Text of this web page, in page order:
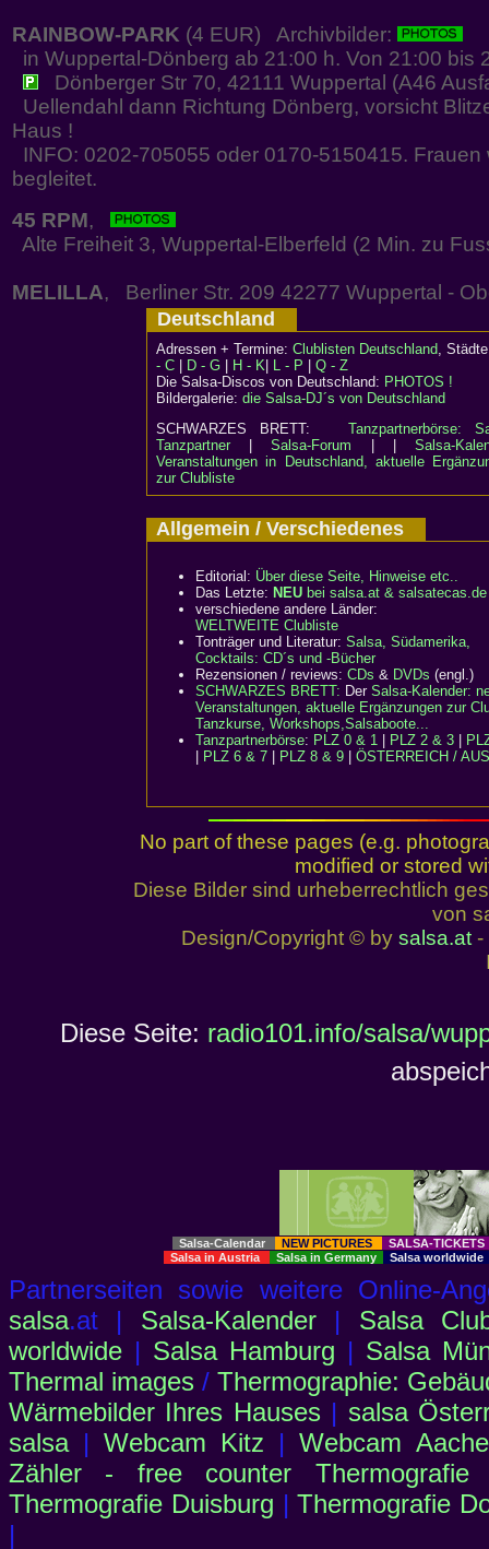
RAINBOW-PARK (4 EUR) Archivbilder:
in Wuppertal-Dönberg ab 21:00 h. Von 21:00 bis
Dönberger Str 70, 42111 Wuppertal (A46
Uellendahl dann Richtung Dönberg, vorsicht
Haus !
INFO: 0202-705055 oder 0170-5150415.
begleitet.
45 RPM,
Alte Freiheit 3, Wuppertal-Elberfeld (2 Min. zu
MELILLA, Berliner Str. 209 42277 Wuppertal -
Deutschland
Adressen + Termine: Clublisten Deutschland,
- C
D - G H - K L - P
Q - Z
Die Salsa-Discos von Deutschland: PHOTOS !
Bildergalerie: die Salsa-DJ´s von Deutschland
SCHWARZES BRETT:Tanzpartnerbörse:
Tanzpartner|Salsa-Forum | |Salsa-
Veranstaltungen in Deutschland, aktuelle
zur Clubliste
Allgemein / Verschiedenes
Editorial: Über diese Seite, Hinweise etc..
Das Letzte: NEU bei salsa.at & salsatecas.de
verschiedene andere Länder:
WELTWEITE Clubliste
Tonträger und Literatur: Salsa, Südamerika,
Cocktails: CD´s und -Bücher
Rezensionen / reviews: CDs & DVDs (engl.)
SCHWARZES BRETT: Der Salsa-Kalender:
Veranstaltungen, aktuelle Ergänzungen zur
Tanzkurse, Workshops,Salsaboote...
Tanzpartnerbörse: PLZ 0 & 1 PLZ 2 & 3
PLZ 6 & 7 PLZ 8 & 9 ÖSTERREICH /
No part of these pages (e.g.
modified or stored
Diese Bilder sind urheberrechtlich
von
Design/Copyright © by salsa.at-
Diese Seite: radio101.info/salsa/
Salsa-Calendar NEW PICTURES
SALSA-
Salsa in Austria
Salsa in Germany Salsa worldwide
Partnerseiten sowie weitere Online-
salsa.at | Salsa-Kalender| Salsa
worldwide | Salsa Hamburg | Salsa
Thermal images / Thermographie:
Wärmebilder Ihres Hauses| salsa
salsa|Webcam Kitz |Webcam
Zähler - free counter Thermografie
Thermografie Duisburg |Thermografie
|